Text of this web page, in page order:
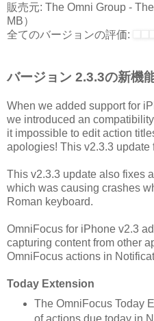
販売元: The Omni Group -
MB）
全てのバージョンの評価:
バージョン 2.3.3の新機
When we added support for
we introduced an
it impossible to edit action
apologies! This v2.3.3 update
This v2.3.3 update also fixes
which was causing crashes
Roman keyboard.
OmniFocus for iPhone v2.3
capturing content from other
OmniFocus actions in
Today Extension
The OmniFocus Today
of actions due today in